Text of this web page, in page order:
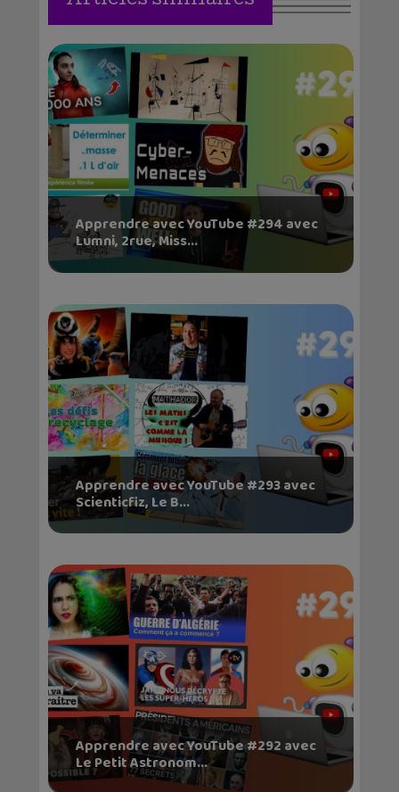
Apprendre avec YouTube #294 avec
Lumni, 2rue, Miss...
Apprendre avec YouTube #293 avec
Scienticfiz, Le B...
Apprendre avec YouTube #292 avec
Le Petit Astronom...